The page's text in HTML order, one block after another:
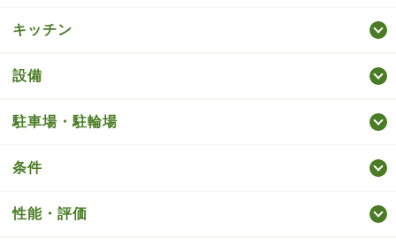
キッチン
設備
駐車場・駐輪場
条件
性能・評価